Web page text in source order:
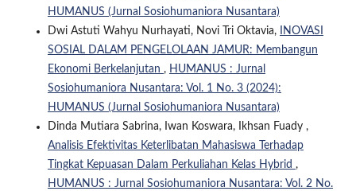
HUMANUS (Jurnal Sosiohumaniora Nusantara)
Dwi Astuti Wahyu Nurhayati, Novi Tri Oktavia,
INOVASI
SOSIAL DALAM PENGELOLAAN JAMUR: Membangun
Ekonomi Berkelanjutan , HUMANUS : Jurnal
Sosiohumaniora Nusantara: Vol. 1 No. 3 (2024):
HUMANUS (Jurnal Sosiohumaniora Nusantara)
Dinda Mutiara Sabrina, Iwan Koswara, Ikhsan Fuady ,
Analisis Efektivitas Keterlibatan Mahasiswa Terhadap
Tingkat Kepuasan Dalam Perkuliahan Kelas Hybrid ,
HUMANUS : Jurnal Sosiohumaniora Nusantara: Vol. 2 No.